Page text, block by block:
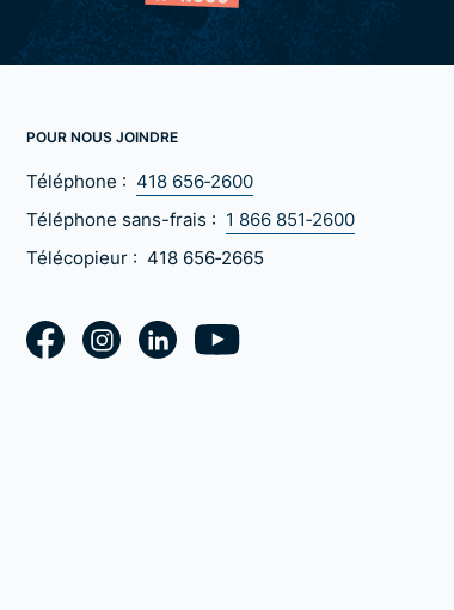
POUR NOUS JOINDRE
Téléphone : 418 656‑2600
Téléphone sans-frais : 1 866 851‑2600
Télécopieur : 418 656‑2665